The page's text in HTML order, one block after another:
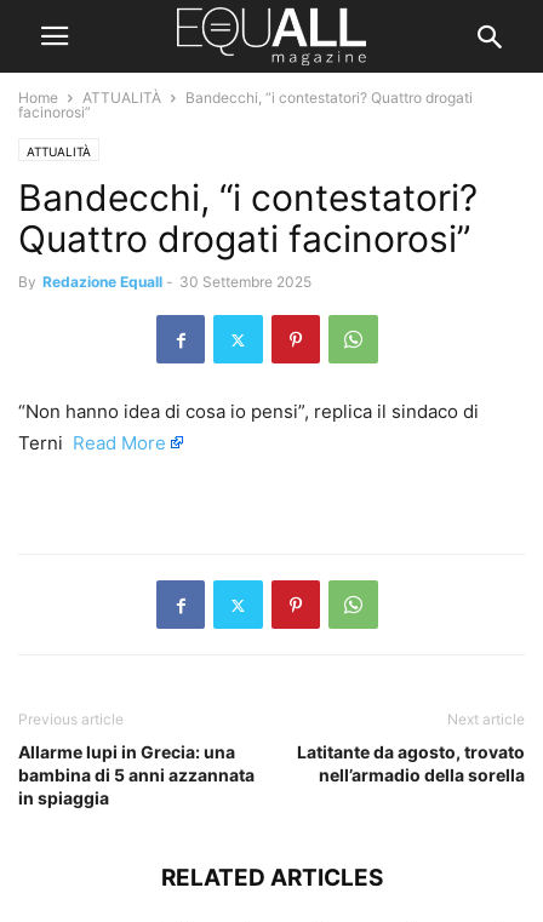
Home ATTUALITÀ
Bandecchi, “i contestatori? Quattro drogati
facinorosi”
ATTUALITÀ
Bandecchi, “i contestatori?
Quattro drogati facinorosi”
By Redazione Equall - 30 Settembre 2025
“Non hanno idea di cosa io pensi”, replica il sindaco di
Terni ​ Read More
Previous article
Allarme lupi in Grecia: una
bambina di 5 anni azzannata
in spiaggia
Next article
Latitante da agosto, trovato
nell’armadio della sorella
RELATED ARTICLES